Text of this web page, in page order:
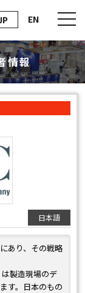
EN
情報
日本語
あり、その戦略
製造現場のデ
す。日本のもの